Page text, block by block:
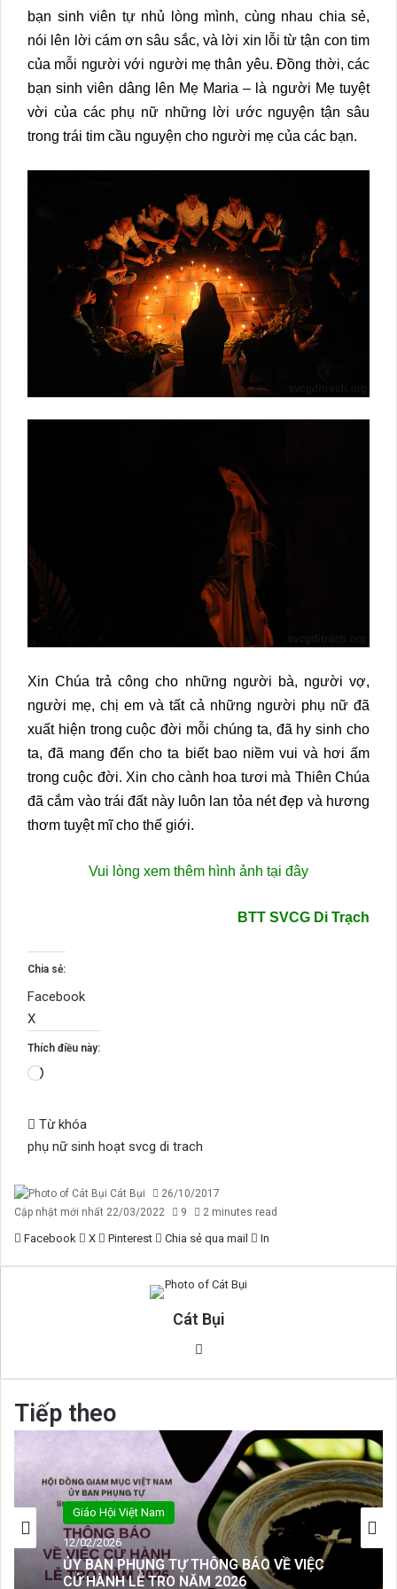
bạn sinh viên tự nhủ lòng mình, cùng nhau chia sẻ,
nói lên lời cám ơn sâu sắc, và lời xin lỗi từ tận con tim
của mỗi người với người mẹ thân yêu. Đồng thời, các
bạn sinh viên dâng lên Mẹ Maria – là người Mẹ tuyệt
vời của các phụ nữ những lời ước nguyện tận sâu
trong trái tim cầu nguyện cho người mẹ của các bạn.
Xin Chúa trả công cho những người bà, người vợ,
người mẹ, chị em và tất cả những người phụ nữ đã
xuất hiện trong cuộc đời mỗi chúng ta, đã hy sinh cho
ta, đã mang đến cho ta biết bao niềm vui và hơi ấm
trong cuộc đời. Xin cho cành hoa tươi mà Thiên Chúa
đã cắm vào trái đất này luôn lan tỏa nét đẹp và hương
thơm tuyệt mĩ cho thế giới.
Vui lòng xem thêm hình ảnh tại đây
BTT SVCG Di Trạch
Chia sẻ:
Facebook
X
Thích điều này:
Đang
Từ khóa
phụ nữ sinh hoạt svcg di trach
Cát Bụi
26/10/2017
Cập nhật mới nhất 22/03/2022
9 2 minutes read
Facebook X Pinterest Chia sẻ qua mail In
Cát Bụi
Tiếp theo
Giáo Hội Việt Nam
12/02/2026
ỦY BAN PHỤNG TỰ THÔNG BÁO VỀ VIỆC
Giáo Hội Việt Nam
12/02/2026